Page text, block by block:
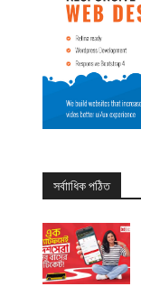
সর্বাাধিক পঠিত